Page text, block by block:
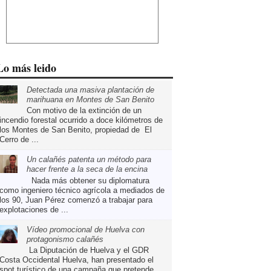
más leido
Detectada una masiva plantación de
marihuana en Montes de San Benito
Con motivo de la extinción de un
incendio forestal ocurrido a doce kilómetros de
los Montes de San Benito, propiedad de El
Cerro de ...
Un calañés patenta un método para
hacer frente a la seca de la encina
Nada más obtener su diplomatura
como ingeniero técnico agrícola a mediados de
los 90, Juan Pérez comenzó a trabajar para
explotaciones de ...
Vídeo promocional de Huelva con
protagonismo calañés
La Diputación de Huelva y el GDR
Costa Occidental Huelva, han presentado el